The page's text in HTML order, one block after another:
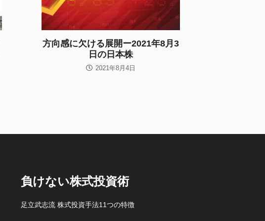
方向感に欠ける展開ー2021年8月3
日の日本株
2021年8月4日
負けない株式投資術
足立武志流 株式投資手法11つの特徴